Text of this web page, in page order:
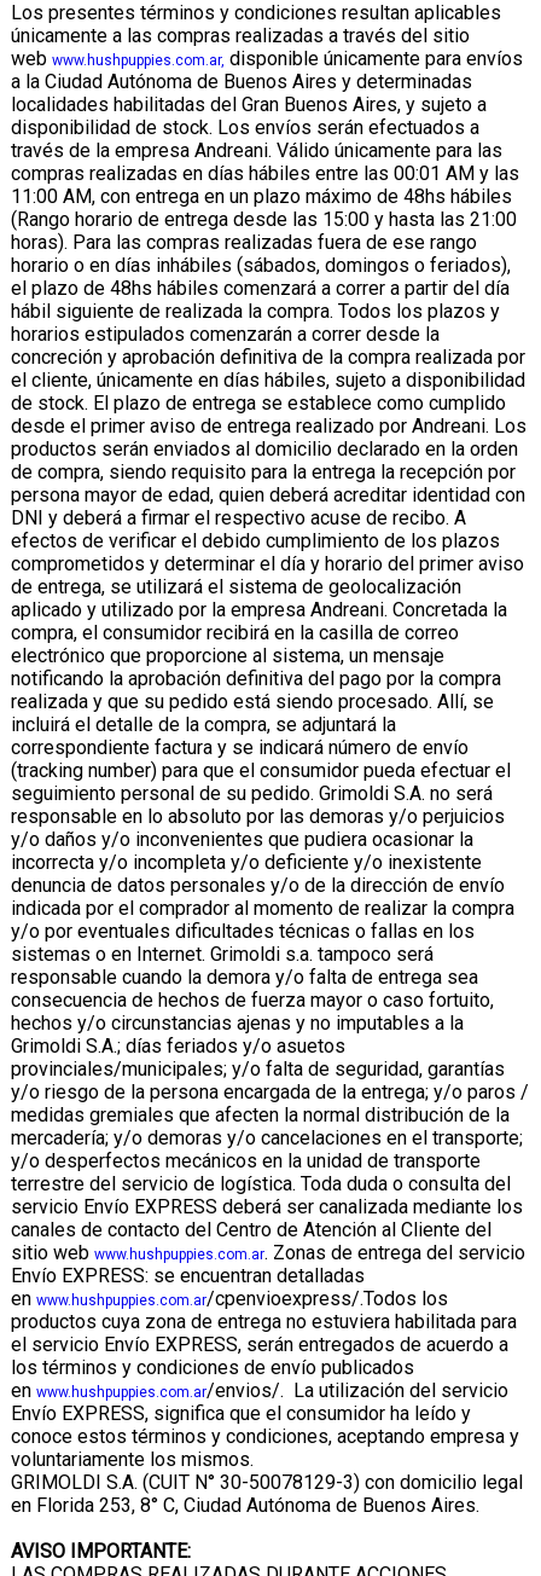
Los presentes términos y condiciones resultan aplicables
únicamente a las compras realizadas a través del sitio
web www.hushpuppies.com.ar, disponible únicamente para envíos
a la Ciudad Autónoma de Buenos Aires y determinadas
localidades habilitadas del Gran Buenos Aires, y sujeto a
disponibilidad de stock. Los envíos serán efectuados a
través de la empresa Andreani. Válido únicamente para las
compras realizadas en días hábiles entre las 00:01 AM y las
11:00 AM, con entrega en un plazo máximo de 48hs hábiles
(Rango horario de entrega desde las 15:00 y hasta las 21:00
horas). Para las compras realizadas fuera de ese rango
horario o en días inhábiles (sábados, domingos o feriados),
el plazo de 48hs hábiles comenzará a correr a partir del día
hábil siguiente de realizada la compra. Todos los plazos y
horarios estipulados comenzarán a correr desde la
concreción y aprobación definitiva de la compra realizada por
el cliente, únicamente en días hábiles, sujeto a disponibilidad
de stock. El plazo de entrega se establece como cumplido
desde el primer aviso de entrega realizado por Andreani. Los
productos serán enviados al domicilio declarado en la orden
de compra, siendo requisito para la entrega la recepción por
persona mayor de edad, quien deberá acreditar identidad con
DNI y deberá a firmar el respectivo acuse de recibo. A
efectos de verificar el debido cumplimiento de los plazos
comprometidos y determinar el día y horario del primer aviso
de entrega, se utilizará el sistema de geolocalización
aplicado y utilizado por la empresa Andreani. Concretada la
compra, el consumidor recibirá en la casilla de correo
electrónico que proporcione al sistema, un mensaje
notificando la aprobación definitiva del pago por la compra
realizada y que su pedido está siendo procesado. Allí, se
incluirá el detalle de la compra, se adjuntará la
correspondiente factura y se indicará número de envío
(tracking number) para que el consumidor pueda efectuar el
seguimiento personal de su pedido. Grimoldi S.A. no será
responsable en lo absoluto por las demoras y/o perjuicios
y/o daños y/o inconvenientes que pudiera ocasionar la
incorrecta y/o incompleta y/o deficiente y/o inexistente
denuncia de datos personales y/o de la dirección de envío
indicada por el comprador al momento de realizar la compra
y/o por eventuales dificultades técnicas o fallas en los
sistemas o en Internet. Grimoldi s.a. tampoco será
responsable cuando la demora y/o falta de entrega sea
consecuencia de hechos de fuerza mayor o caso fortuito,
hechos y/o circunstancias ajenas y no imputables a la
Grimoldi S.A.; días feriados y/o asuetos
provinciales/municipales; y/o falta de seguridad, garantías
y/o riesgo de la persona encargada de la entrega; y/o paros /
medidas gremiales que afecten la normal distribución de la
mercadería; y/o demoras y/o cancelaciones en el transporte;
y/o desperfectos mecánicos en la unidad de transporte
terrestre del servicio de logística. Toda duda o consulta del
servicio Envío EXPRESS deberá ser canalizada mediante los
canales de contacto del Centro de Atención al Cliente del
sitio web www.hushpuppies.com.ar. Zonas de entrega del servicio
Envío EXPRESS: se encuentran detalladas
en www.hushpuppies.com.ar/cpenvioexpress/.Todos los
productos cuya zona de entrega no estuviera habilitada para
el servicio Envío EXPRESS, serán entregados de acuerdo a
los términos y condiciones de envío publicados
en www.hushpuppies.com.ar/envios/. La utilización del servicio
Envío EXPRESS, significa que el consumidor ha leído y
conoce estos términos y condiciones, aceptando empresa y
voluntariamente los mismos.
GRIMOLDI S.A. (CUIT N° 30-50078129-3) con domicilio legal
en Florida 253, 8° C, Ciudad Autónoma de Buenos Aires.
AVISO IMPORTANTE: